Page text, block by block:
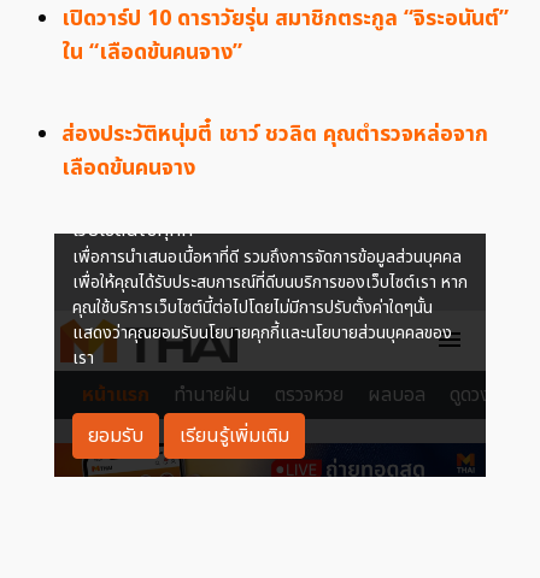
เปิดวาร์ป 10 ดาราวัยรุ่น สมาชิกตระกูล “จิระอนันต์”
ใน “เลือดข้นคนจาง”
ส่องประวัติหนุ่มตี๋ เชาว์ ชวลิต คุณตำรวจหล่อจาก
เลือดข้นคนจาง